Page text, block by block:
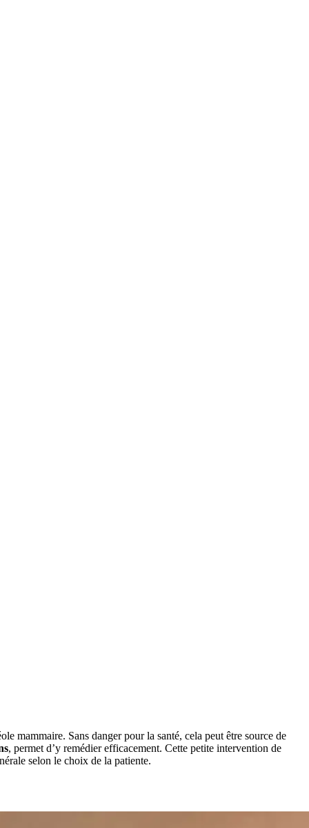
mammaire. Sans danger pour la santé, cela peut être source de
, permet d’y remédier efficacement. Cette petite intervention de
selon le choix de la patiente.